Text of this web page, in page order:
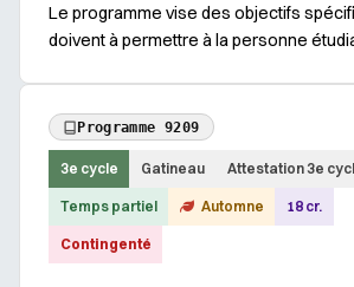
Le programme vise des objectifs
doivent à permettre à la personne
Programme 9209
3e cycle Gatineau Attestation 3e
Temps partiel Automne 18 cr.
Contingenté